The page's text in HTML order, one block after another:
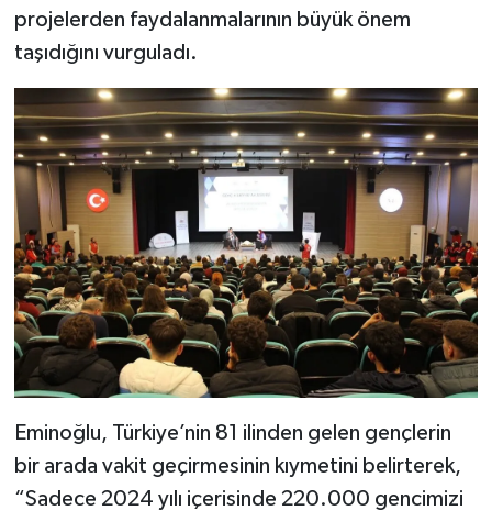
projelerden faydalanmalarının büyük önem
taşıdığını vurguladı.
Eminoğlu, Türkiye’nin 81 ilinden gelen gençlerin
bir arada vakit geçirmesinin kıymetini belirterek,
“Sadece 2024 yılı içerisinde 220.000 gencimizi